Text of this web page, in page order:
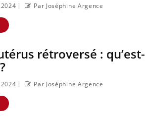
| Par Joséphine Argence
rétroversé :
| Par Joséphine Argence
Youtube
Eczéma Chronique des Mains :
se préparer pour l’été !
L'été arrive… et avec lui, un tout
plage, piscine, soleil, activités en plein
air… Nos mains sont ...